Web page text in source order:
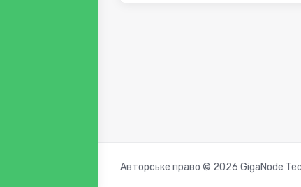
Авторське право © 2026 GigaNode